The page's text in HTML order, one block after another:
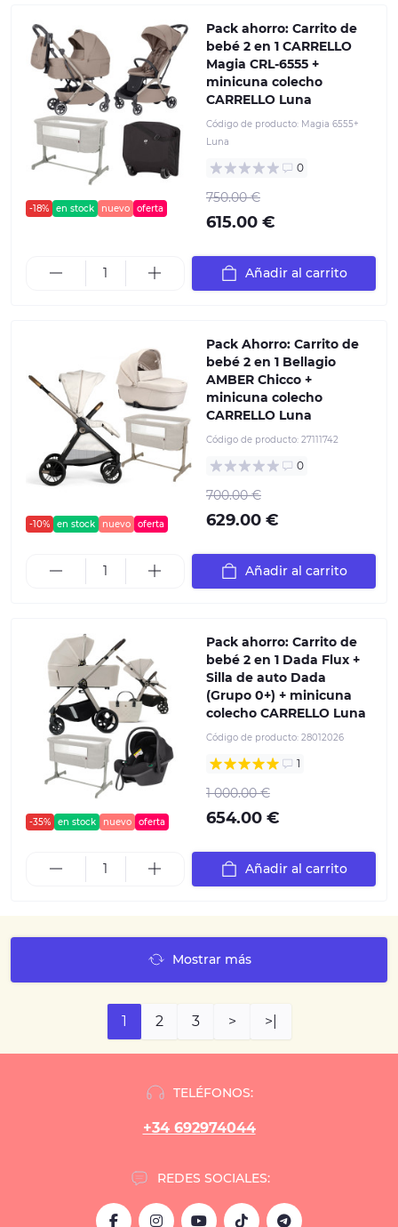
-18% en stock nuevo oferta
Pack ahorro: Carrito de
bebé 2 en 1 CARRELLO
Magia CRL-6555 +
minicuna colecho
CARRELLO Luna
Código de producto: Magia 6555+
Luna
0
750.00 €
615.00 €
Añadir al carrito
-10% en stock nuevo oferta
Pack Ahorro: Carrito de
bebé 2 en 1 Bellagio
AMBER Chicco +
minicuna colecho
CARRELLO Luna
Código de producto: 27111742
0
700.00 €
629.00 €
Añadir al carrito
-35% en stock nuevo oferta
Pack ahorro: Carrito de
bebé 2 en 1 Dada Flux +
Silla de auto Dada
(Grupo 0+) + minicuna
colecho CARRELLO Luna
Código de producto: 28012026
1
1 000.00 €
654.00 €
Añadir al carrito
Mostrar más
1 2 3 > >|
TELÉFONOS:
+34 692974044
REDES SOCIALES: